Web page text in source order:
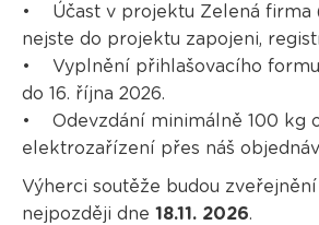
• Účast v projektu Zelená firma
nejste do projektu zapojeni,
• Vyplnění přihlašovacího
do 16. října 2026.
• Odevzdání minimálně 100 kg
elektrozařízení přes náš
Výherci soutěže budou
nejpozději dne 18.11. 2026.